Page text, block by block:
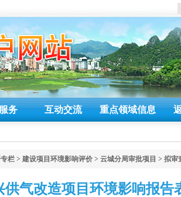
务 互动交流 重点领域信息
栏 > 建设项目环境影响评价 > 云城分局审批项目 > 拟审
气改造项目环境影响报告